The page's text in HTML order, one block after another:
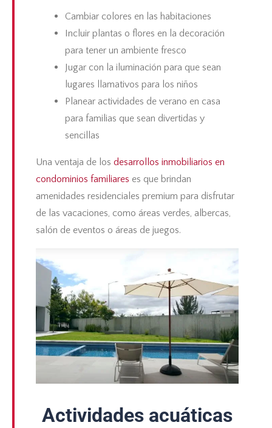
Cambiar colores en las habitaciones
Incluir plantas o flores en la decoración
para tener un ambiente fresco
Jugar con la iluminación para que sean
lugares llamativos para los niños
Planear actividades de verano en casa
para familias que sean divertidas y
sencillas
Una ventaja de los desarrollos inmobiliarios en
condominios familiares es que brindan
amenidades residenciales premium para disfrutar
de las vacaciones, como áreas verdes, albercas,
salón de eventos o áreas de juegos.
Actividades acuáticas